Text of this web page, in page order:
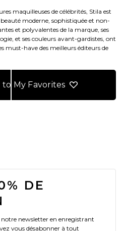
maquilleuses de célébrités, Stila est
moderne, sophistiquée et non-
et polyvalentes de la marque, ses
et ses couleurs avant-gardistes, ont
must-have des meilleurs éditeurs de
My Favorites
DE
notre newsletter en enregistrant
vous désabonner à tout